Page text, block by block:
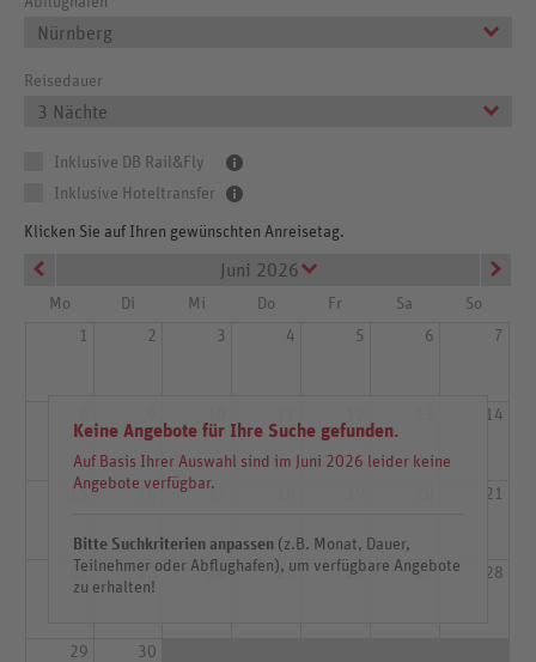
Nürnberg
Reisedauer
3 Nächte
Inklusive DB Rail&Fly
Inklusive Hoteltransfer
Klicken Sie auf Ihren gewünschten Anreisetag.
Keine Angebote für Ihre Suche gefunden.
Auf Basis Ihrer Auswahl sind im Juni 2026 leider keine
Angebote verfügbar.
Bitte Suchkriterien anpassen (z.B. Monat, Dauer,
Teilnehmer oder Abflughafen), um verfügbare Angebote
zu erhalten!
Juni 2026
Mo Di Mi Do Fr Sa
So
1
2 3 4 5 6 7
14
15 16 17 21
22 23 24 25 26 27 28
29 30